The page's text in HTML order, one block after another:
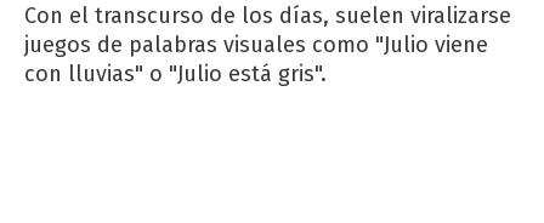
Con el transcurso de los días, suelen viralizarse
juegos de palabras visuales como "Julio viene
con lluvias" o "Julio está gris".